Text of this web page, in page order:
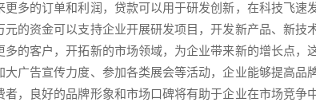
多的订单和利润，贷款可以用于研发创新，在科技飞速
的资金可以支持企业开展研发项目，开发新产品、新技
的客户，开拓新的市场领域，为企业带来新的增长点，
广告宣传力度、参加各类展会等活动，企业能够提高品
，良好的品牌形象和市场口碑将有助于企业在市场竞争